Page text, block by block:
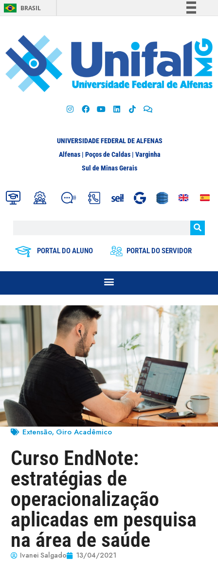
BRASIL
Participe
Acesso à informação
Legislação
UNIVERSIDADE FEDERAL DE ALFENAS
Alfenas | Poços de Caldas | Varginha
Sul de Minas Gerais
PORTAL DO ALUNO PORTAL DO SERVIDOR
Extensão, Giro Acadêmico
Curso EndNote:
estratégias de
operacionalização
aplicadas em pesquisa
na área de saúde
Ivanei Salgado 13/04/2021